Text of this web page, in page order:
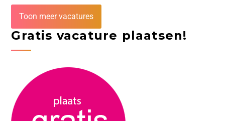
Toon meer vacatures
Gratis vacature plaatsen!